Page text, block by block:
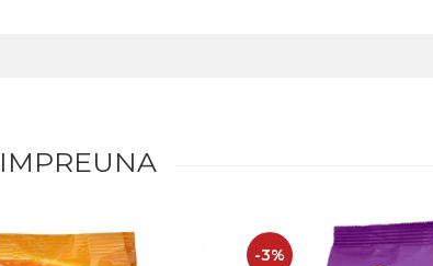
pentru 120 ml de lichid. Aceasta cantitate poate
de 1 kg iar un bax conține 6 pungi.
-3%